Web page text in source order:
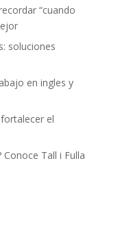
“cuando
soluciones
en ingles y
el
Conoce Tall i Fulla